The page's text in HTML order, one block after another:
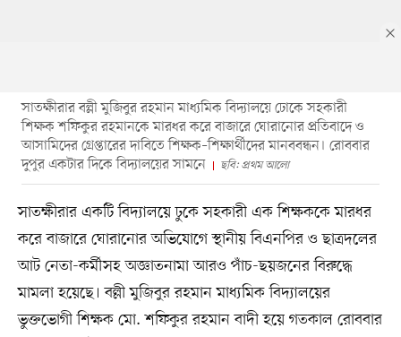
সাতক্ষীরার বল্লী মুজিবুর রহমান মাধ্যমিক বিদ্যালয়ে ঢোকে সহকারী
শিক্ষক শফিকুর রহমানকে মারধর করে বাজারে ঘোরানোর প্রতিবাদে ও
আসামিদের গ্রেপ্তারের দাবিতে শিক্ষক–শিক্ষার্থীদের মানববন্ধন। রোববার
দুপুর একটার দিকে বিদ্যালয়ের সামনে
ছবি: প্রথম আলো
সাতক্ষীরার একটি বিদ্যালয়ে ঢুকে সহকারী এক শিক্ষককে মারধর
করে বাজারে ঘোরানোর অভিযোগে স্থানীয় বিএনপির ও ছাত্রদলের
আট নেতা-কর্মীসহ অজ্ঞাতনামা আরও পাঁচ-ছয়জনের বিরুদ্ধে
মামলা হয়েছে। বল্লী মুজিবুর রহমান মাধ্যমিক বিদ্যালয়ের
ভুক্তভোগী শিক্ষক মো. শফিকুর রহমান বাদী হয়ে গতকাল রোববার